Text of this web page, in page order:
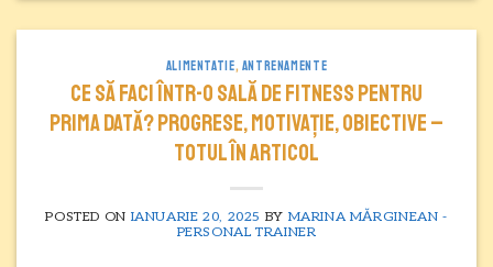
ALIMENTATIE,ANTRENAMENTE
Ce să faci într-o sală de fitness pentru
prima dată? Progrese, motivație, obiective –
totul în articol
POSTED ON IANUARIE 20, 2025 BY MARINA MĂRGINEAN -
PERSONAL TRAINER